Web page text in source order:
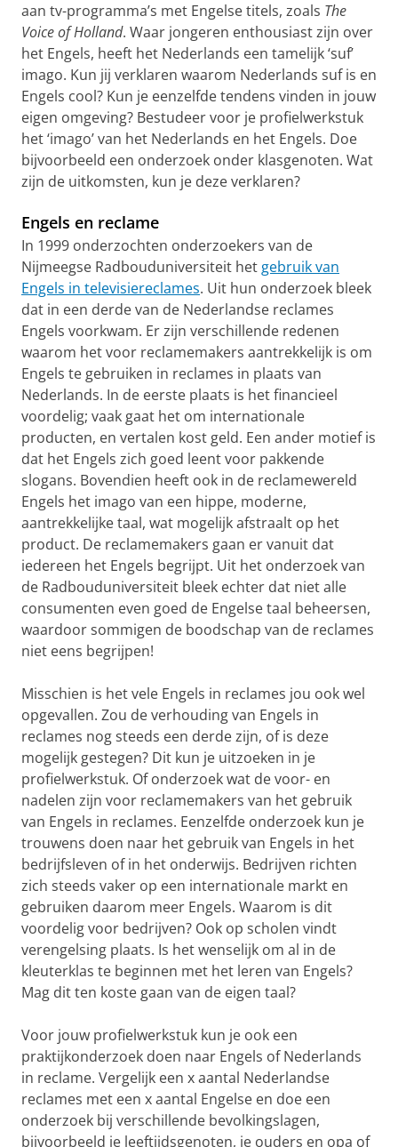
aan tv-programma’s met Engelse titels, zoals The
Voice of Holland. Waar jongeren enthousiast zijn over
het Engels, heeft het Nederlands een tamelijk ‘suf’
imago. Kun jij verklaren waarom Nederlands suf is en
Engels cool? Kun je eenzelfde tendens vinden in jouw
eigen omgeving? Bestudeer voor je profielwerkstuk
het ‘imago’ van het Nederlands en het Engels. Doe
bijvoorbeeld een onderzoek onder klasgenoten. Wat
zijn de uitkomsten, kun je deze verklaren?
Engels en reclame
In 1999 onderzochten onderzoekers van de
Nijmeegse Radbouduniversiteit het gebruik van
Engels in televisiereclames. Uit hun onderzoek bleek
dat in een derde van de Nederlandse reclames
Engels voorkwam. Er zijn verschillende redenen
waarom het voor reclamemakers aantrekkelijk is om
Engels te gebruiken in reclames in plaats van
Nederlands. In de eerste plaats is het financieel
voordelig; vaak gaat het om internationale
producten, en vertalen kost geld. Een ander motief is
dat het Engels zich goed leent voor pakkende
slogans. Bovendien heeft ook in de reclamewereld
Engels het imago van een hippe, moderne,
aantrekkelijke taal, wat mogelijk afstraalt op het
product. De reclamemakers gaan er vanuit dat
iedereen het Engels begrijpt. Uit het onderzoek van
de Radbouduniversiteit bleek echter dat niet alle
consumenten even goed de Engelse taal beheersen,
waardoor sommigen de boodschap van de reclames
niet eens begrijpen!
Misschien is het vele Engels in reclames jou ook wel
opgevallen. Zou de verhouding van Engels in
reclames nog steeds een derde zijn, of is deze
mogelijk gestegen? Dit kun je uitzoeken in je
profielwerkstuk. Of onderzoek wat de voor- en
nadelen zijn voor reclamemakers van het gebruik
van Engels in reclames. Eenzelfde onderzoek kun je
trouwens doen naar het gebruik van Engels in het
bedrijfsleven of in het onderwijs. Bedrijven richten
zich steeds vaker op een internationale markt en
gebruiken daarom meer Engels. Waarom is dit
voordelig voor bedrijven? Ook op scholen vindt
verengelsing plaats. Is het wenselijk om al in de
kleuterklas te beginnen met het leren van Engels?
Mag dit ten koste gaan van de eigen taal?
Voor jouw profielwerkstuk kun je ook een
praktijkonderzoek doen naar Engels of Nederlands
in reclame. Vergelijk een x aantal Nederlandse
reclames met een x aantal Engelse en doe een
onderzoek bij verschillende bevolkingslagen,
bijvoorbeeld je leeftijdsgenoten, je ouders en opa of